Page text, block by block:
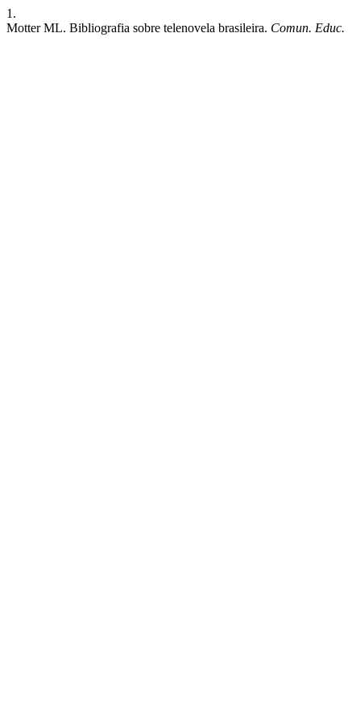
1.
Motter ML. Bibliografia sobre telenovela brasileira. Comun. Educ.